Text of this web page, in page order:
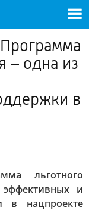
– одна из
в
льготного
и
в нацпроекте